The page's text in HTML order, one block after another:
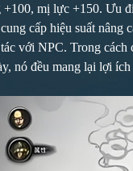
mị lực +150. Ưu
cấp hiệu suất
với NPC. Trong
nó đều mang lại lợi